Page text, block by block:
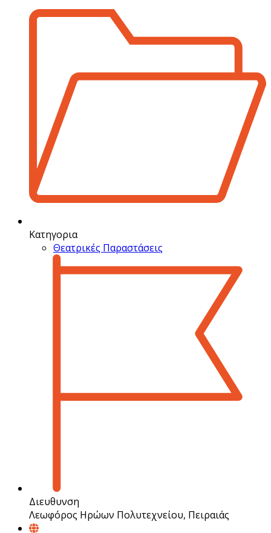
Κατηγορια
Θεατρικές Παραστάσεις
Διευθυνση
Λεωφόρος Ηρώων Πολυτεχνείου, Πειραιάς